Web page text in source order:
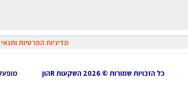
מדיניות הפרטיות
כל הזכויות שמורות © 2026 השקעות Rהון